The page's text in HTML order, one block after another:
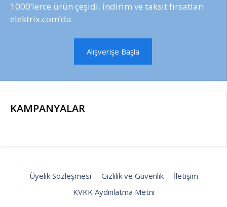
1000’lerce ürün çeşidi, indirim ve taksit fırsatları
elektrix.com’da
Alışverişe Başla
KAMPANYALAR
Üyelik Sözleşmesi Gizlilik ve Güvenlik
İletişim
KVKK Aydınlatma Metni